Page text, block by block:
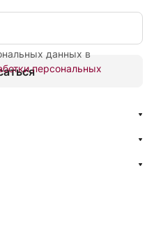
данных в
персональных